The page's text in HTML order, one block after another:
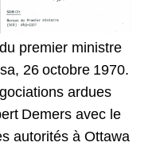
premier ministre
26 octobre 1970.
ardues
Demers avec le
autorités à Ottawa